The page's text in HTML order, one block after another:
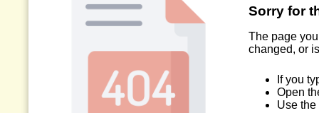
Sorry for
The page
changed, or
If you
Open
Use